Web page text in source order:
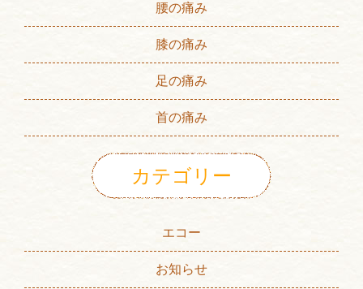
腰の痛み
膝の痛み
足の痛み
首の痛み
カテゴリー
エコー
お知らせ